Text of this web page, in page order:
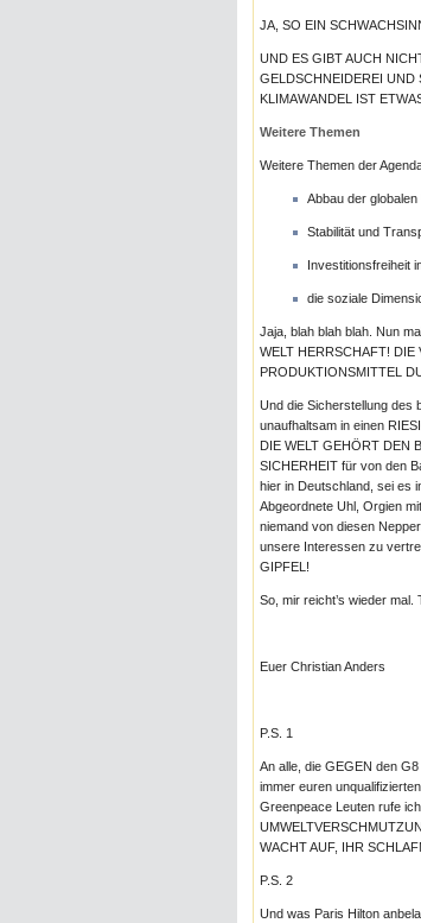
JA, SO EIN
UND ES GIBT AUCH
GELDSCHNEIDEREI UND
KLIMAWANDEL IST
Weitere Themen
Weitere Themen der
Abbau der globalen
Stabilität und
Investitionsfreiheit
die soziale
Jaja, blah blah blah. Nun
WELT HERRSCHAFT! DIE
PRODUKTIONSMITTEL
Und die Sicherstellung des
unaufhaltsam in einen
DIE WELT GEHÖRT DEN
SICHERHEIT für von den
hier in Deutschland, sei es
Abgeordnete Uhl, Orgien
niemand von diesen
unsere Interessen zu
GIPFEL!
So, mir reicht’s wieder mal.
Euer Christian Anders
P.S. 1
An alle, die GEGEN den
immer euren
Greenpeace Leuten rufe
WACHT AUF, IHR
P.S. 2
Und was Paris Hilton